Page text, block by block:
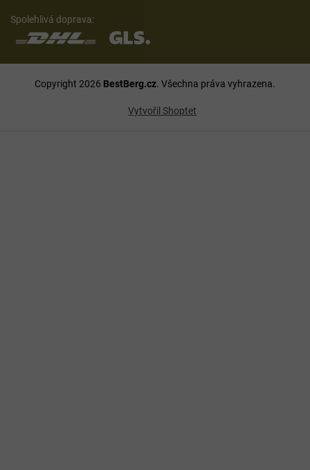
Spolehlivá doprava:
Vytvořil Shoptet
Copyright 2026 BestBerg.cz. Všechna práva vyhrazena.